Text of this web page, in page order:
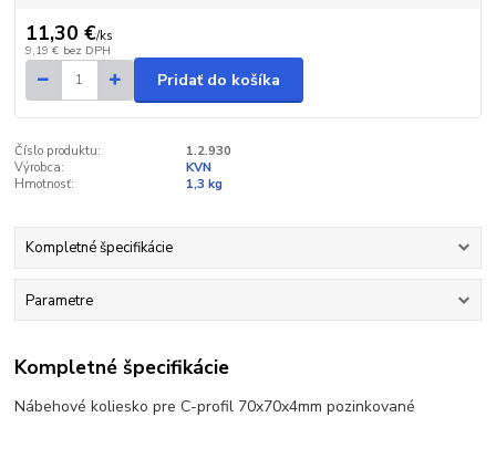
11,30 €/ks
9,19 € bez DPH
Pridať do košíka
Číslo produktu:
1.2.930
Výrobca:
KVN
Hmotnosť:
1,3 kg
Kompletné špecifikácie
Parametre
Kompletné špecifikácie
Nábehové koliesko pre C-profil 70x70x4mm pozinkované